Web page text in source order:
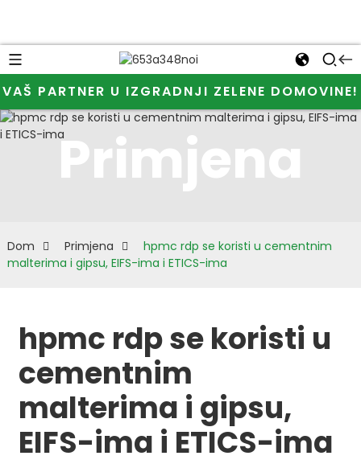
VAŠ PARTNER U IZGRADNJI ZELENE DOMOVINE!
Primjena
Dom Primjena
hpmc rdp se koristi u cementnim
malterima i gipsu, EIFS-ima i ETICS-ima
hpmc rdp se koristi u
cementnim
malterima i gipsu,
EIFS-ima i ETICS-ima